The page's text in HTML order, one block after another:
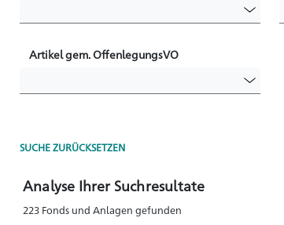
Artikel gem. OffenlegungsVO
SUCHE ZURÜCKSETZEN
Analyse Ihrer Suchresultate
223 Fonds und Anlagen gefunden